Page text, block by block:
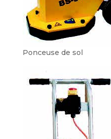
Ponceuse de sol